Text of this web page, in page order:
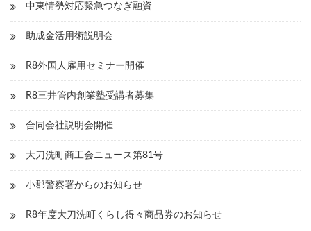
中東情勢対応緊急つなぎ融資
助成金活用術説明会
R8外国人雇用セミナー開催
R8三井管内創業塾受講者募集
合同会社説明会開催
大刀洗町商工会ニュース第81号
小郡警察署からのお知らせ
R8年度大刀洗町くらし得々商品券のお知らせ